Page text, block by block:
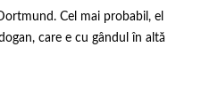
Cel mai probabil, el
care e cu gândul în altă